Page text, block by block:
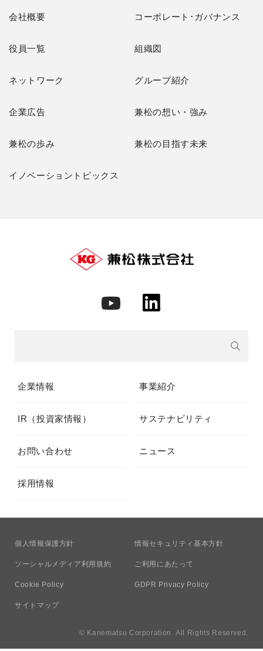
会社概要 コーポレート･ガバナンス
役員一覧 組織図
ネットワーク グループ紹介
企業広告 兼松の想い・強み
兼松の歩み 兼松の目指す未来
イノベーショントピックス
企業情報 事業紹介
IR（投資家情報） サステナビリティ
お問い合わせ ニュース
採用情報
個人情報保護方針 情報セキュリティ基本方針
ソーシャルメディア利用規約 ご利用にあたって
Cookie Policy GDPR Privacy Policy
サイトマップ
© Kanematsu Corporation. All Rights Reserved.